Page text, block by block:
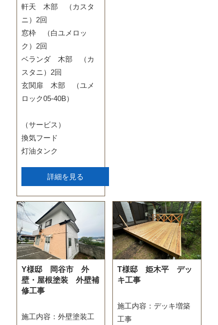
軒天 木部 （カスタ
ニ）2回
窓枠 （白ユメロッ
ク）2回
ベランダ 木部 （カ
スタニ）2回
玄関扉 木部 （ユメ
ロック05-40B）
（サービス）
換気フード
灯油タンク
詳細を見る
Y様邸 岡谷市 外
壁・屋根塗装 外壁補
修工事
施工内容：外壁塗装工
T様邸 姫木平 デッ
キ工事
施工内容：デッキ増築
工事